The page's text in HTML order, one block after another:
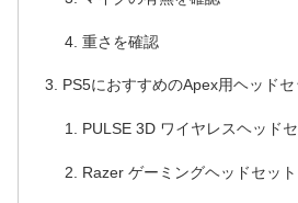
重さを確認
PS5におすすめのApex用ヘッド
PULSE 3D ワイヤレスヘッド
Razer ゲーミングヘッドセッ